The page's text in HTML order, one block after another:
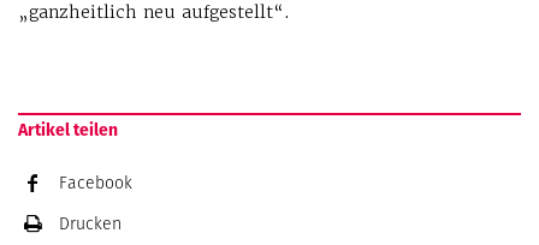
„ganzheitlich neu aufgestellt“.
Artikel teilen
Facebook
Drucken